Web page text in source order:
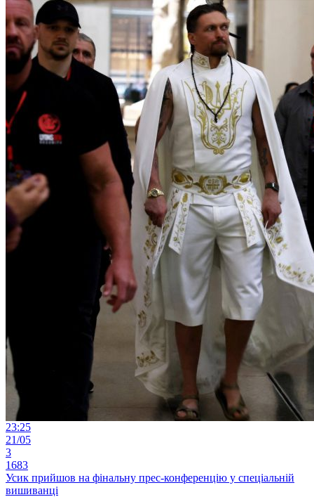
23:25
21/05
3
1683
Усик прийшов на фінальну прес-конференцію у спеціальній
вишиванці